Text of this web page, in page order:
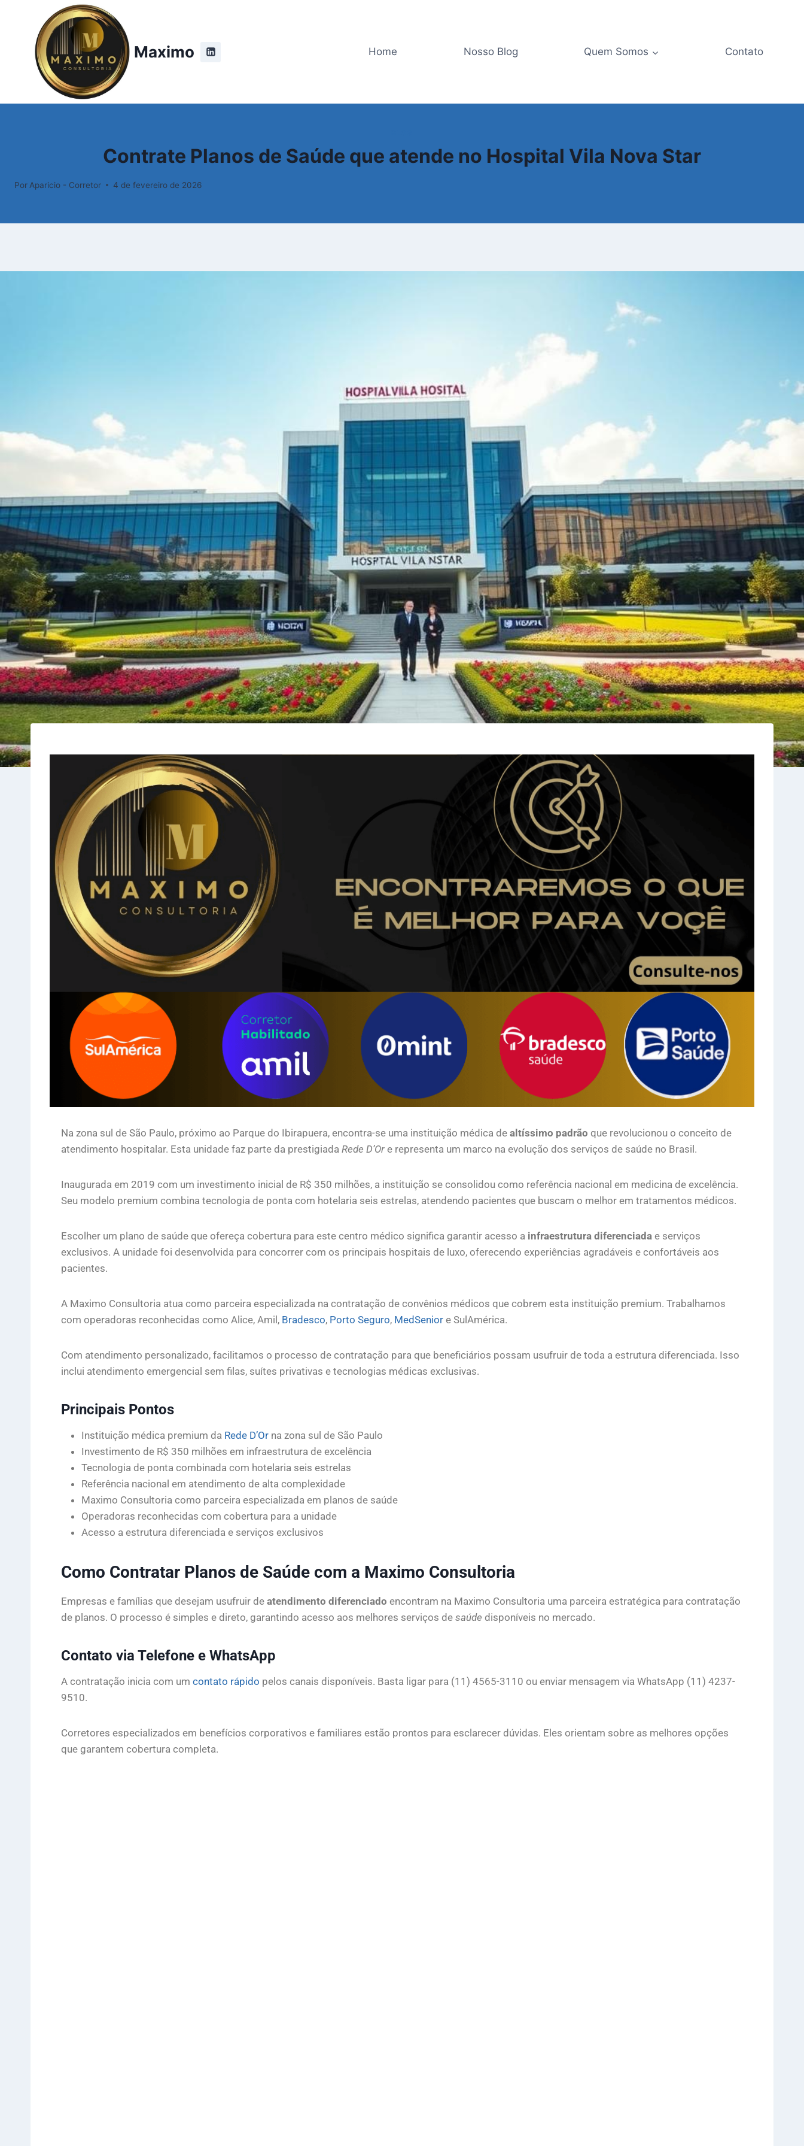
Maximo Home Nosso Blog Quem Somos Contato
Contrate Planos de Saúde que atende no Hospital Vila Nova Star
Por Aparicio - Corretor 4 de fevereiro de 2026
Na zona sul de São Paulo, próximo ao Parque do Ibirapuera, encontra-se uma instituição médica de altíssimo padrão que revolucionou o conceito de
atendimento hospitalar. Esta unidade faz parte da prestigiada Rede D’Or e representa um marco na evolução dos serviços de saúde no Brasil.
Inaugurada em 2019 com um investimento inicial de R$ 350 milhões, a instituição se consolidou como referência nacional em medicina de excelência.
Seu modelo premium combina tecnologia de ponta com hotelaria seis estrelas, atendendo pacientes que buscam o melhor em tratamentos médicos.
Escolher um plano de saúde que ofereça cobertura para este centro médico significa garantir acesso a infraestrutura diferenciada e serviços
exclusivos. A unidade foi desenvolvida para concorrer com os principais hospitais de luxo, oferecendo experiências agradáveis e confortáveis aos
pacientes.
A Maximo Consultoria atua como parceira especializada na contratação de convênios médicos que cobrem esta instituição premium. Trabalhamos
com operadoras reconhecidas como Alice, Amil, Bradesco, Porto Seguro, MedSenior e SulAmérica.
Com atendimento personalizado, facilitamos o processo de contratação para que beneficiários possam usufruir de toda a estrutura diferenciada. Isso
inclui atendimento emergencial sem filas, suítes privativas e tecnologias médicas exclusivas.
Principais Pontos
Instituição médica premium da Rede D’Or na zona sul de São Paulo
Investimento de R$ 350 milhões em infraestrutura de excelência
Tecnologia de ponta combinada com hotelaria seis estrelas
Referência nacional em atendimento de alta complexidade
Maximo Consultoria como parceira especializada em planos de saúde
Operadoras reconhecidas com cobertura para a unidade
Acesso a estrutura diferenciada e serviços exclusivos
Como Contratar Planos de Saúde com a Maximo Consultoria
Empresas e famílias que desejam usufruir de atendimento diferenciado encontram na Maximo Consultoria uma parceira estratégica para contratação
de planos. O processo é simples e direto, garantindo acesso aos melhores serviços de saúde disponíveis no mercado.
Contato via Telefone e WhatsApp
A contratação inicia com um contato rápido pelos canais disponíveis. Basta ligar para (11) 4565-3110 ou enviar mensagem via WhatsApp (11) 4237-
9510.
Corretores especializados em benefícios corporativos e familiares estão prontos para esclarecer dúvidas. Eles orientam sobre as melhores opções
que garantem cobertura completa.